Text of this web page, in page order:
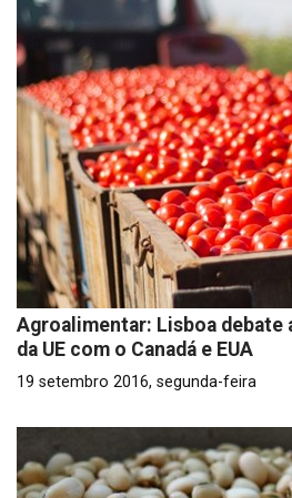
Agroalimentar: Lisboa
da UE com o Canadá e EUA
19 setembro 2016, segunda-feira